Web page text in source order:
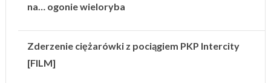
na… ogonie wieloryba
Zderzenie ciężarówki z pociągiem PKP Intercity
[FILM]